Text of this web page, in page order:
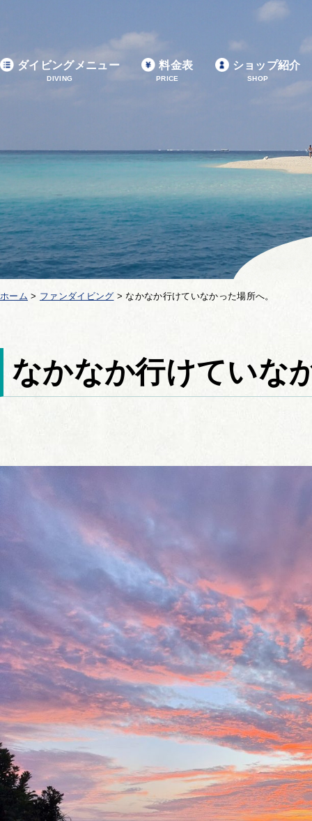
ダイビングメニュー
DIVING
料金表
PRICE
ショップ紹介
SHOP
ホーム > ファンダイビング >なかなか行けていなかった場所へ。
なかなか行けていな